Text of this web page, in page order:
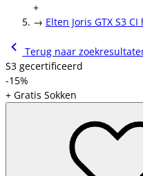
+
→ Elten Joris GTX S3
Terug naar
S3 gecertificeerd
-15%
+ Gratis Sokken